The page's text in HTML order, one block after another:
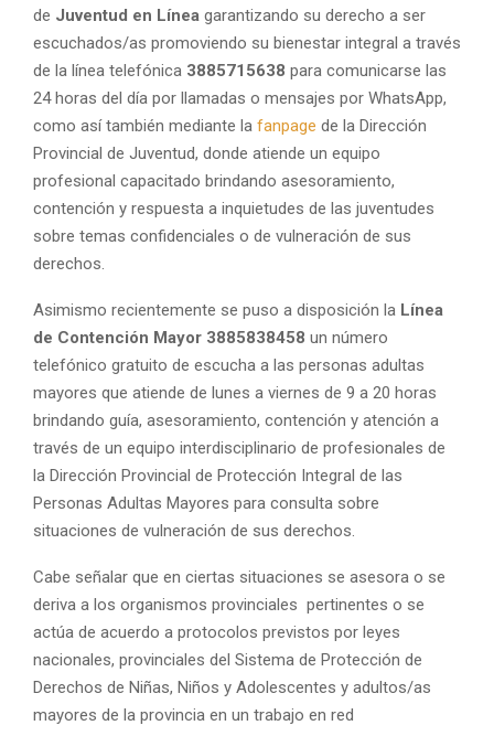
de Juventud en Línea garantizando su derecho a ser
escuchados/as promoviendo su bienestar integral a través
de la línea telefónica 3885715638 para comunicarse las
24 horas del día por llamadas o mensajes por WhatsApp,
como así también mediante la fanpage de la Dirección
Provincial de Juventud, donde atiende un equipo
profesional capacitado brindando asesoramiento,
contención y respuesta a inquietudes de las juventudes
sobre temas confidenciales o de vulneración de sus
derechos.
Asimismo recientemente se puso a disposición la Línea
de Contención Mayor 3885838458 un número
telefónico gratuito de escucha a las personas adultas
mayores que atiende de lunes a viernes de 9 a 20 horas
brindando guía, asesoramiento, contención y atención a
través de un equipo interdisciplinario de profesionales de
la Dirección Provincial de Protección Integral de las
Personas Adultas Mayores para consulta sobre
situaciones de vulneración de sus derechos.
Cabe señalar que en ciertas situaciones se asesora o se
deriva a los organismos provinciales pertinentes o se
actúa de acuerdo a protocolos previstos por leyes
nacionales, provinciales del Sistema de Protección de
Derechos de Niñas, Niños y Adolescentes y adultos/as
mayores de la provincia en un trabajo en red